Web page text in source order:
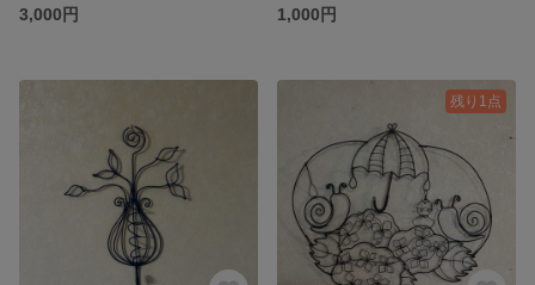
3,000円
1,000円
残り1点